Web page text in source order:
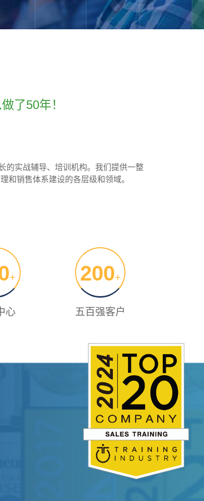
了50年！
的实战辅导、培训机构。我们提供一整
和销售体系建设的各层级和领域。
+
心
200+
五百强客户